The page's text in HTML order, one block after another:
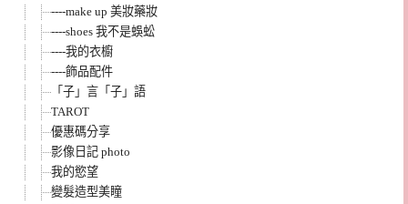
----make up 美妝藥妝
----shoes 我不是蜈蚣
----我的衣櫥
----飾品配件
「子」言「子」語
TAROT
優惠碼分享
影像日記 photo
我的慾望
變髮造型美瞳